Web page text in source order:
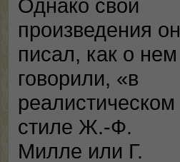
Однако свои
произведения он
писал, как о нем
говорили, «в
реалистическом
стиле Ж.-Ф.
Милле или Г.